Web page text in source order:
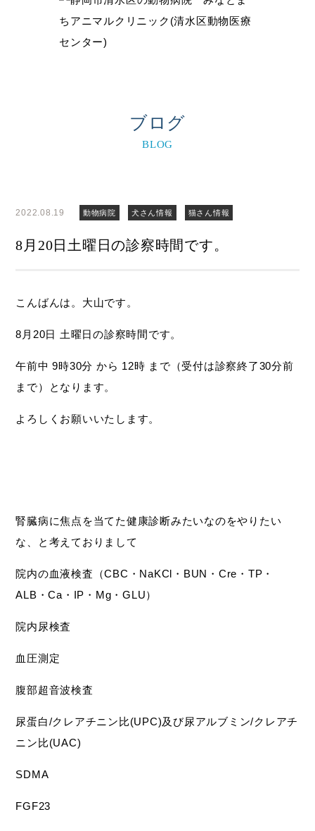
ブログ
BLOG
2022.08.19 動物病院 犬さん情報 猫さん情報
8月20日土曜日の診察時間です。
こんばんは。大山です。
8月20日 土曜日の診察時間です。
午前中 9時30分 から 12時 まで（受付は診察終了30分前
まで）となります。
よろしくお願いいたします。
腎臓病に焦点を当てた健康診断みたいなのをやりたい
な、と考えておりまして
院内の血液検査（CBC・NaKCl・BUN・Cre・TP・
ALB・Ca・IP・Mg・GLU）
院内尿検査
血圧測定
腹部超音波検査
尿蛋白/クレアチニン比(UPC)及び尿アルブミン/クレアチ
ニン比(UAC)
SDMA
FGF23